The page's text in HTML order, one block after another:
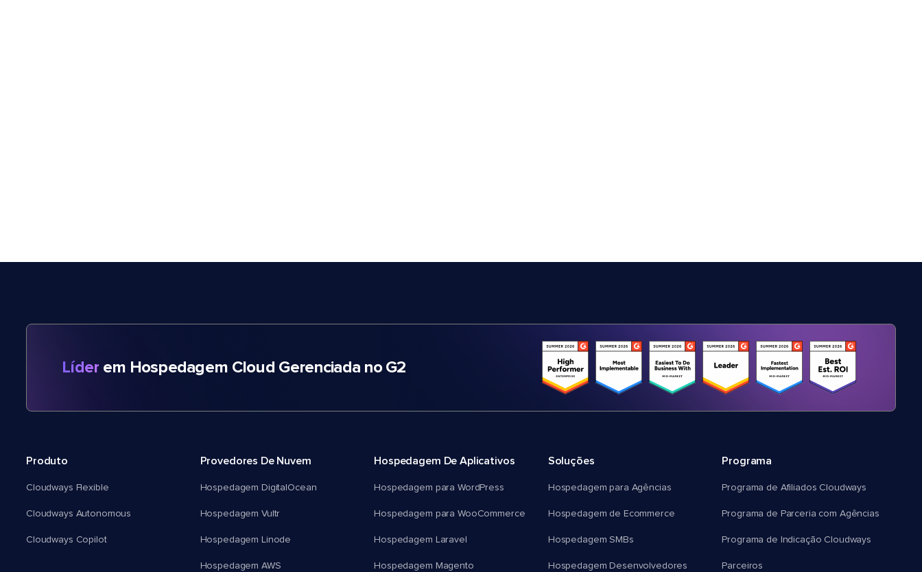
Líder em Hospedagem Cloud Gerenciada no G2
Produto
Cloudways Flexible
Cloudways Autonomous
Cloudways Copilot
Provedores De Nuvem
Hospedagem DigitalOcean
Hospedagem Vultr
Hospedagem Linode
Hospedagem AWS
Hospedagem De Aplicativos
Hospedagem para WordPress
Hospedagem para WooCommerce
Hospedagem Laravel
Hospedagem Magento
Soluções
Hospedagem para Agências
Hospedagem de Ecommerce
Hospedagem SMBs
Hospedagem Desenvolvedores
Programa
Programa de Afiliados Cloudways
Programa de Parceria com Agências
Programa de Indicação Cloudways
Parceiros